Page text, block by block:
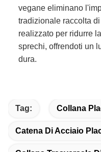
vegane eliminano
tradizionale raccolta
realizzato per ridurre
sprechi, offrendoti un
dura.
Tag: Collana
Catena Di Acciaio